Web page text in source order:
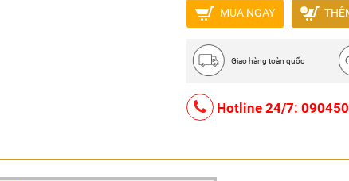
MUA NGAY
Giao hàng toàn quốc
Hotline 24/7: